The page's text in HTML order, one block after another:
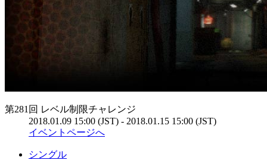
第281回 レベル制限チャレンジ
2018.01.09 15:00 (JST) - 2018.01.15 15:00 (JST)
イベントページへ
シングル